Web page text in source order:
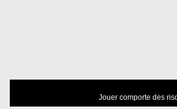
Jouer comporte des